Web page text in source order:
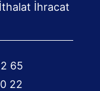
İhracat
65
22